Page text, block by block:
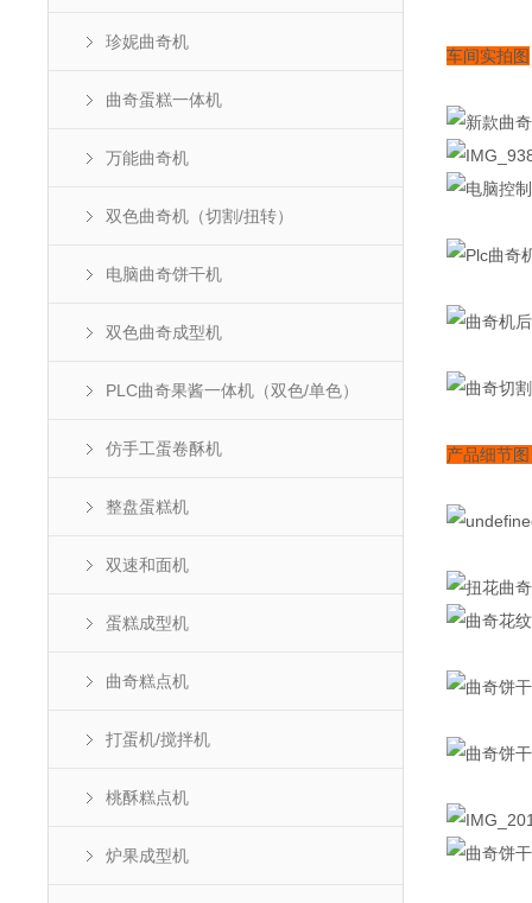
珍妮曲奇机
曲奇蛋糕一体机
万能曲奇机
双色曲奇机（切割/扭转）
电脑曲奇饼干机
双色曲奇成型机
PLC曲奇果酱一体机（双色/单色）
仿手工蛋卷酥机
整盘蛋糕机
双速和面机
蛋糕成型机
曲奇糕点机
打蛋机/搅拌机
桃酥糕点机
炉果成型机
车间实拍图
产品细节